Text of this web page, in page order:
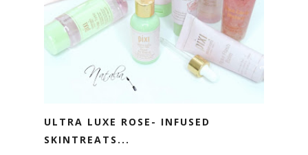
ULTRA LUXE ROSE- INFUSED
SKINTREATS...